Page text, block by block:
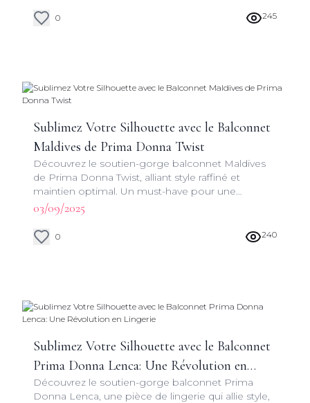
0 245
Sublimez Votre Silhouette avec le Balconnet
Maldives de Prima Donna Twist
Découvrez le soutien-gorge balconnet Maldives
de Prima Donna Twist, alliant style raffiné et
maintien optimal. Un must-have pour une
silhouette sublimée et une confiance inébranlable.
03/09/2025
0 240
Sublimez Votre Silhouette avec le Balconnet
Prima Donna Lenca: Une Révolution en
Lingerie
Découvrez le soutien-gorge balconnet Prima
Donna Lenca, une pièce de lingerie qui allie style,